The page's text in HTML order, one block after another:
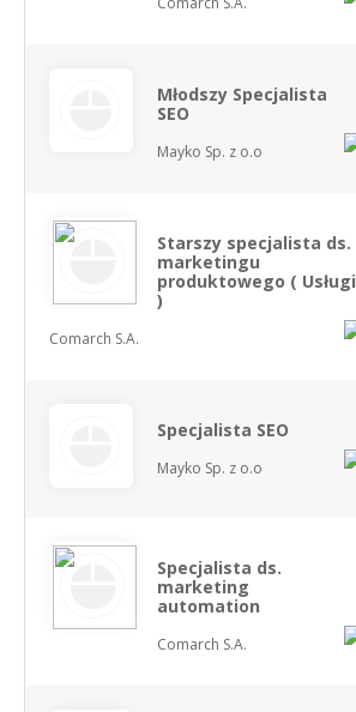
Młodszy Specjalista
SEO
Mayko Sp. z o.o
Starszy specjalista ds.
marketingu
produktowego ( Usługi
)
Comarch S.A.
Specjalista SEO
Mayko Sp. z o.o
Specjalista ds.
marketing
automation
Comarch S.A.